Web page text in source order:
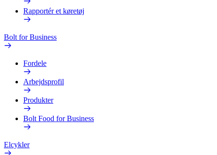
Rapportér et køretøj
Bolt for Business
Fordele
Arbejdsprofil
Produkter
Bolt Food for Business
Elcykler